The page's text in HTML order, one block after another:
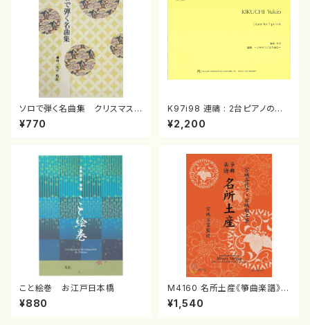
ソロで弾く名曲集 クリスマス・
イブ／恋人がサンタクロース(
箏独奏 /大平光美 編曲/楽
¥770
K97i98 連禱 : 2台ピアノのた
めの（2 Pianos / 菊池 幸夫 /
楽譜）
¥2,200
こと絵巻 お江戸日本橋
¥880
M4160 名所土産《箏曲楽譜》
（箏/宮城喜代子・宮城数江著・
宮城宗家監修/箏曲古典楽譜）
¥1,540